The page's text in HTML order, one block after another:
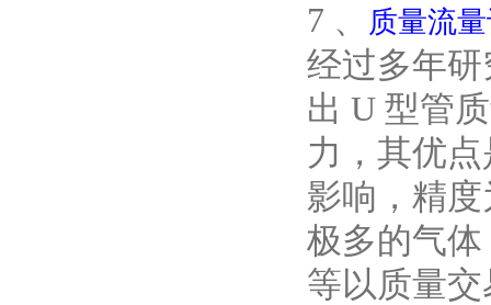
7 、
质量流
经过多年研
出 U 型管
力，其优
影响，精
极多的气
等以质量